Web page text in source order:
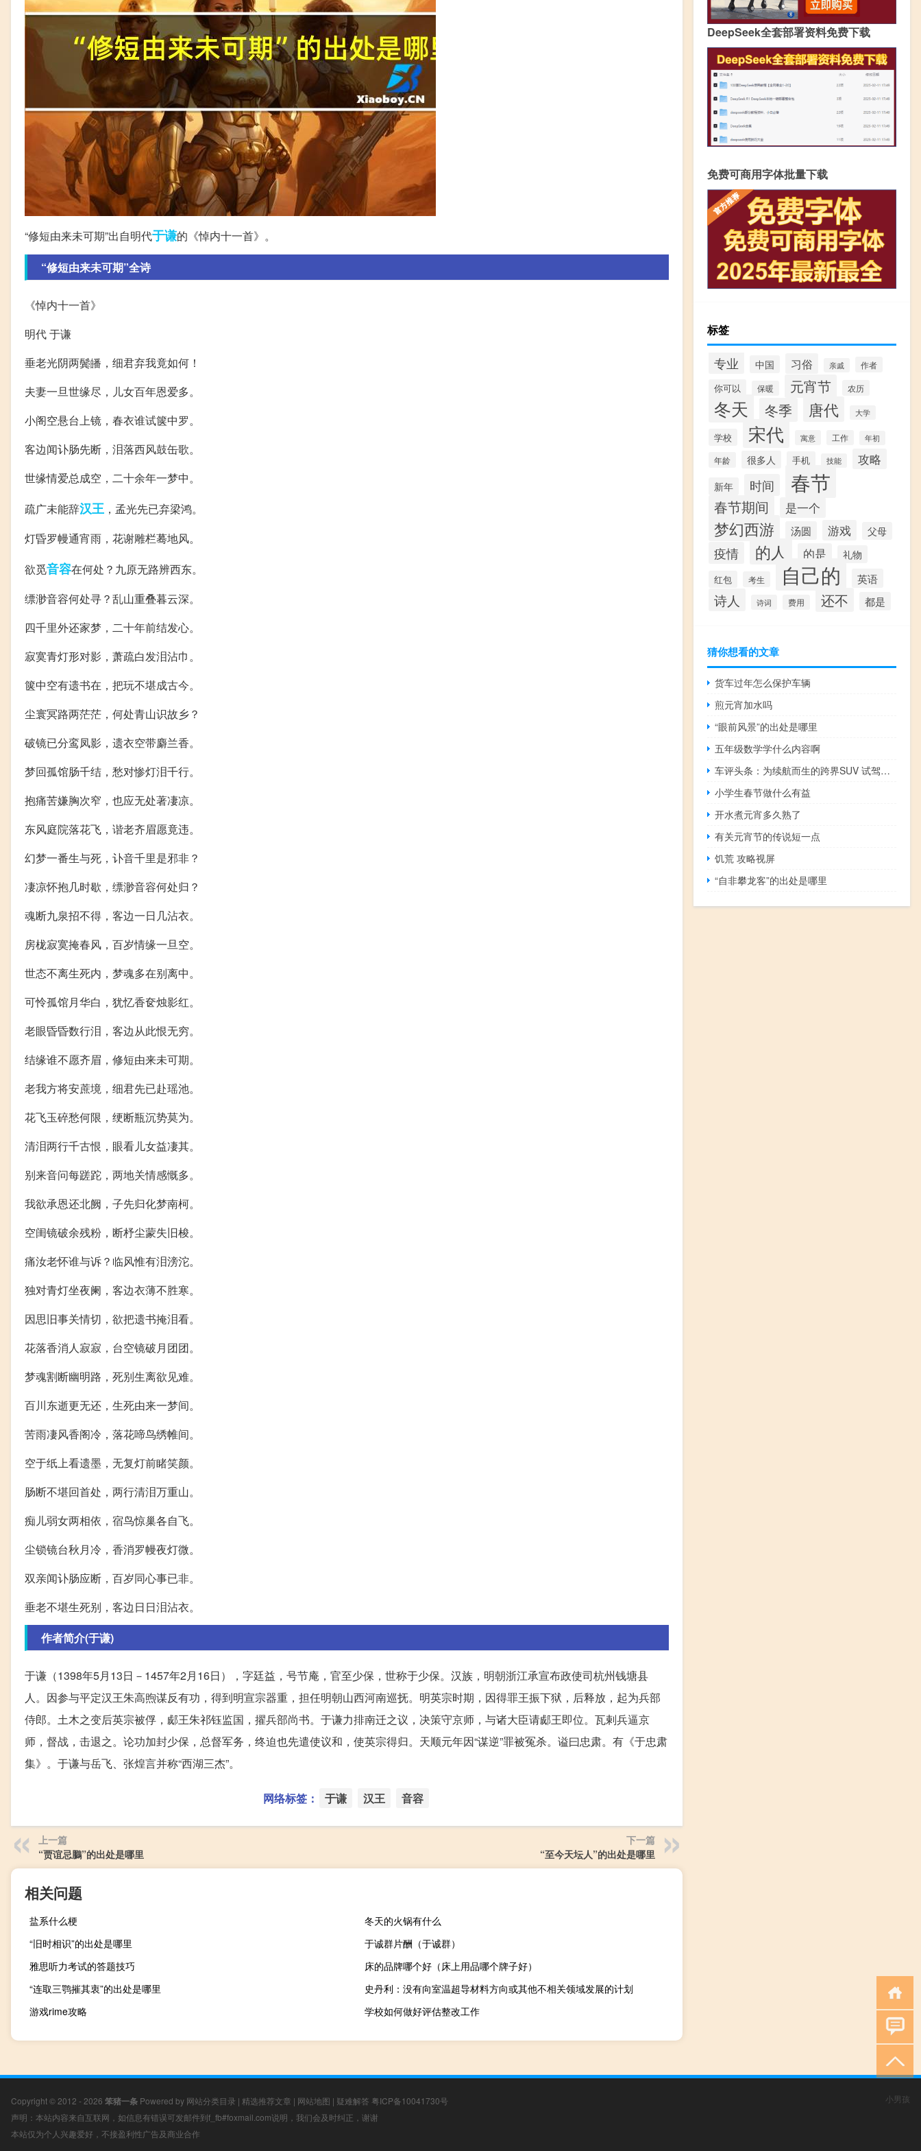
“修短由来未可期”出自明代于谦的《悼内十一首》。
“修短由来未可期”全诗
《悼内十一首》
明代 于谦
垂老光阴两鬓皤，细君弃我竟如何！
夫妻一旦世缘尽，儿女百年恩爱多。
小阁空悬台上镜，春衣谁试箧中罗。
客边闻讣肠先断，泪落西风鼓缶歌。
世缘情爱总成空，二十余年一梦中。
疏广未能辞汉王 ，孟光先已弃梁鸿。
灯昏罗幔通宵雨，花谢雕栏蓦地风。
欲觅音容在何处？九原无路辨西东。
缥渺音容何处寻？乱山重叠暮云深。
四千里外还家梦，二十年前结发心。
寂寞青灯形对影，萧疏白发泪沾巾。
箧中空有遗书在，把玩不堪成古今。
尘寰冥路两茫茫，何处青山识故乡？
破镜已分鸾凤影，遗衣空带麝兰香。
梦回孤馆肠千结，愁对惨灯泪千行。
抱痛苦嫌胸次窄，也应无处著凄凉。
东风庭院落花飞，谐老齐眉愿竟违。
幻梦一番生与死，讣音千里是邪非？
凄凉怀抱几时歇，缥渺音容何处归？
魂断九泉招不得，客边一日几沾衣。
房栊寂寞掩春风，百岁情缘一旦空。
世态不离生死内，梦魂多在别离中。
可怜孤馆月华白，犹忆香奁烛影红。
老眼昏昏数行泪，客边从此恨无穷。
结缘谁不愿齐眉，修短由来未可期。
老我方将安蔗境，细君先已赴瑶池。
花飞玉碎愁何限，绠断瓶沉势莫为。
清泪两行千古恨，眼看儿女益凄其。
别来音问每蹉跎，两地关情感慨多。
我欲承恩还北阙，子先归化梦南柯。
空闺镜破余残粉，断杼尘蒙失旧梭。
痛汝老怀谁与诉？临风惟有泪滂沱。
独对青灯坐夜阑，客边衣薄不胜寒。
因思旧事关情切，欲把遗书掩泪看。
花落香消人寂寂，台空镜破月团团。
梦魂割断幽明路，死别生离欲见难。
百川东逝更无还，生死由来一梦间。
苦雨凄风香阁冷，落花啼鸟绣帷间。
空于纸上看遗墨，无复灯前睹笑颜。
肠断不堪回首处，两行清泪万重山。
痴儿弱女两相依，宿鸟惊巢各自飞。
尘锁镜台秋月冷，香消罗幔夜灯微。
双亲闻讣肠应断，百岁同心事已非。
垂老不堪生死别，客边日日泪沾衣。
作者简介(于谦)
于谦（1398年5月13日－1457年2月16日），字廷益，号节庵，官至少保，世称于少保。汉族，明朝浙江承宣布政使司杭州钱塘县
人。因参与平定汉王朱高煦谋反有功，得到明宣宗器重，担任明朝山西河南巡抚。明英宗时期，因得罪王振下狱，后释放，起为兵部
侍郎。土木之变后英宗被俘，郕王朱祁钰监国，擢兵部尚书。于谦力排南迁之议，决策守京师，与诸大臣请郕王即位。瓦剌兵逼京
师，督战，击退之。论功加封少保，总督军务，终迫也先遣使议和，使英宗得归。天顺元年因“谋逆”罪被冤杀。谥曰忠肃。有《于忠肃
集》。于谦与岳飞、张煌言并称“西湖三杰”。
网络标签： 于谦 汉王 音容
上一篇
“贾谊忌鵩”的出处是哪里
下一篇
“至今天坛人”的出处是哪里
相关问题
盐系什么梗
冬天的火锅有什么
“旧时相识”的出处是哪里
于诚群片酬（于诚群）
雅思听力考试的答题技巧
床的品牌哪个好（床上用品哪个牌子好）
“连取三鹗摧其衷”的出处是哪里
史丹利：没有向室温超导材料方向或其他不相关领域发展的计划
游戏rime攻略
学校如何做好评估整改工作
DeepSeek全套部署资料免费下载
免费可商用字体批量下载
标签
专业 中国 习俗 亲戚 作者
你可以 保暖 元宵节 农历
冬天 冬季 唐代 大学
学校 宋代 寓意 工作 年初
年龄 很多人 手机 技能 攻略
新年 时间 春节
春节期间 是一个
梦幻西游 汤圆 游戏 父母
疫情 的人 的是 礼物
红包 考生 自己的 英语
诗人 诗词 费用 还不 都是
猜你想看的文章
货车过年怎么保护车辆
煎元宵加水吗
“眼前风景”的出处是哪里
五年级数学学什么内容啊
车评头条：为续航而生的跨界SUV 试驾吉利帝豪GSe
小学生春节做什么有益
开水煮元宵多久熟了
有关元宵节的传说短一点
饥荒 攻略视屏
“自非攀龙客”的出处是哪里
Copyright © 2012 - 2026 笨猪一条 Powered by 网站分类目录 | 精选推荐文章 | 网站地图 | 疑难解答 粤ICP备10041730号
声明：本站内容来自互联网，如信息有错误可发邮件到f_fb#foxmail.com说明，我们会及时纠正，谢谢
本站仅为个人兴趣爱好，不接盈利性广告及商业合作
小男孩